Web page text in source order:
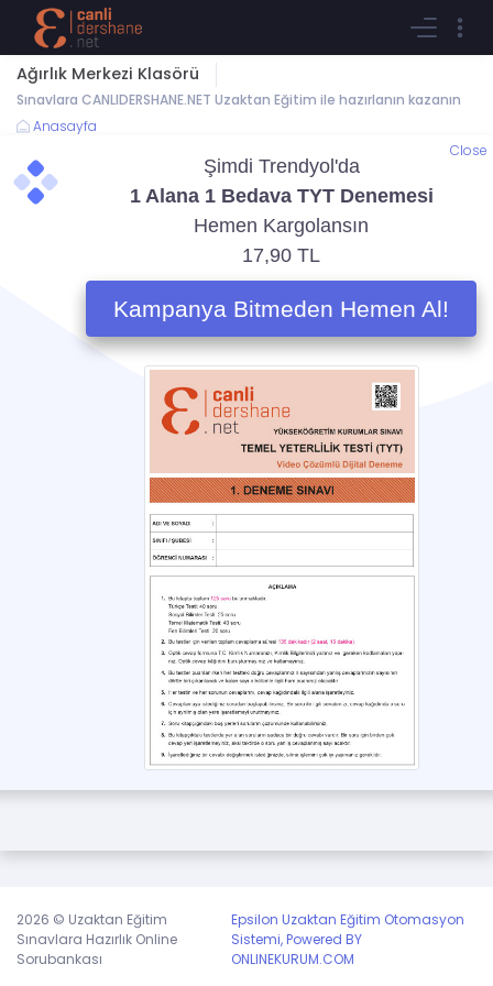
Ağırlık Merkezi Klasörü
Sınavlara CANLIDERSHANE.NET Uzaktan Eğitim ile hazırlanın kazanın
Anasayfa
Ağırlık Merkezi
Konu Anlatımları
Testler
Ali MUTLU - tork denge/ kütle merkezi
Yerçekimi ve Yörüngeler Simülasyonu
Aya İniş Simülasyonu
2026 © Uzaktan Eğitim
Sınavlara Hazırlık Online
Sorubankası
Epsilon Uzaktan Eğitim Otomasyon
Sistemi, Powered BY
ONLINEKURUM.COM
Close